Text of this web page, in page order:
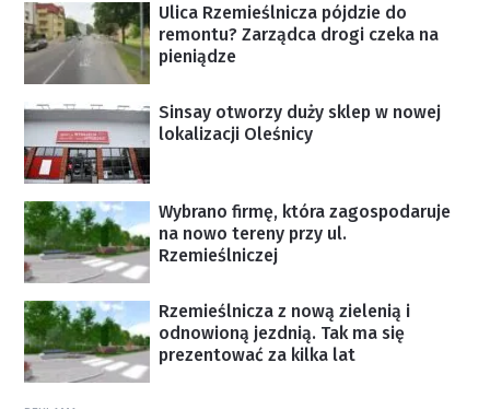
Ulica Rzemieślnicza pójdzie do
remontu? Zarządca drogi czeka na
pieniądze
Sinsay otworzy duży sklep w nowej
lokalizacji Oleśnicy
Wybrano firmę, która zagospodaruje
na nowo tereny przy ul.
Rzemieślniczej
Rzemieślnicza z nową zielenią i
odnowioną jezdnią. Tak ma się
prezentować za kilka lat